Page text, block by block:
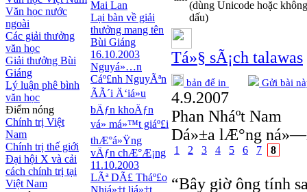
Văn học nước
ngoài
Các giải thưởng
văn học
Giải thưởng Bùi
Giáng
Lý luận phê bình
văn học
Điểm nóng
Chính trị Việt
Nam
Chính trị thế giới
Đại hội X và cải
cách chính trị tại
Việt Nam
Mai Lan
Lại bàn về giải
thưởng mang tên
Bùi Giáng
16.10.2003
Nguyá»…n
Cáº£nh NguyÃªn
ÃÃ´i Ä‘iá»u
bÄƒn khoÄƒn
vá» má»™t giáº£i
thÆ°á»Ÿng
vÄƒn chÆ°Æ¡ng
11.10.2003
LÃª DÃ£ Tháº£o
Nhiá»‡t liá»‡t
(dùng Unicode hoặc không
dấu)
Tá»§ sÃ¡ch talawas
bản để in Gửi bài
4.9.2007
Phan Nháº­t Nam
Dá»±a lÆ°ng
1 2 3 4 5 6 7 8
“Bây giờ ông tính